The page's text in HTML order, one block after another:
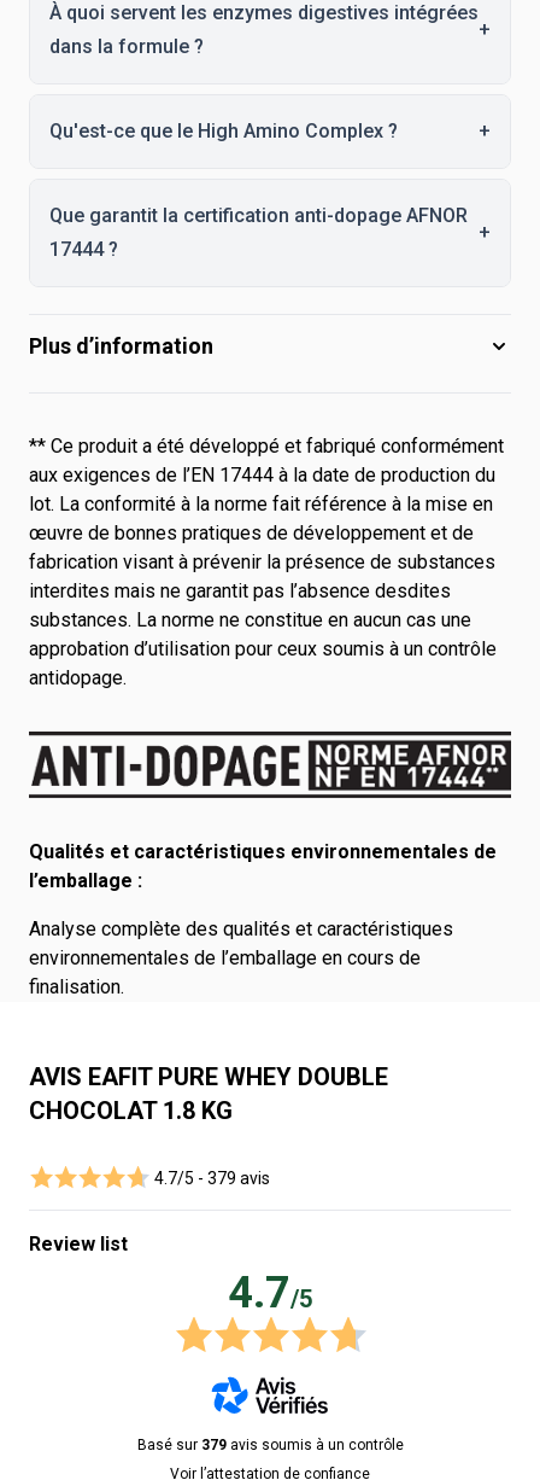
À quoi servent les enzymes digestives intégrées
dans la formule ?
+
Qu'est-ce que le High Amino Complex ? +
Que garantit la certification anti-dopage AFNOR
17444 ?
+
Plus d’information
** Ce produit a été développé et fabriqué conformément
aux exigences de l’EN 17444 à la date de production du
lot. La conformité à la norme fait référence à la mise en
œuvre de bonnes pratiques de développement et de
fabrication visant à prévenir la présence de substances
interdites mais ne garantit pas l’absence desdites
substances. La norme ne constitue en aucun cas une
approbation d’utilisation pour ceux soumis à un contrôle
antidopage.
Qualités et caractéristiques environnementales de
l’emballage :
Analyse complète des qualités et caractéristiques
environnementales de l’emballage en cours de
finalisation.
AVIS EAFIT PURE WHEY DOUBLE
CHOCOLAT 1.8 KG
4.7/5 - 379 avis
Review list
4.7/5
Basé sur 379avis soumis à un contrôle
Voir l’attestation de confiance